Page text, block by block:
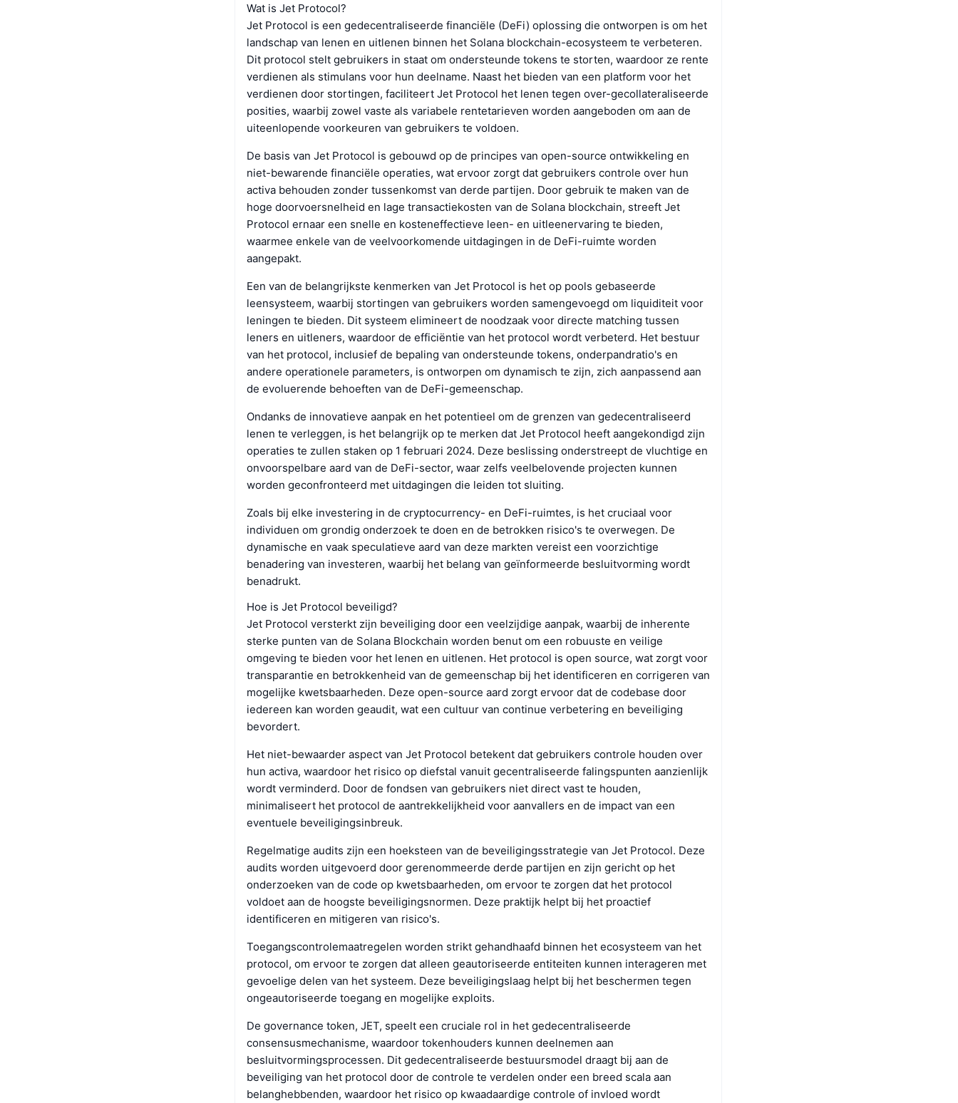
Wat is Jet Protocol?
Jet Protocol is een gedecentraliseerde financiële (DeFi) oplossing die ontworpen is om het
landschap van lenen en uitlenen binnen het Solana blockchain-ecosysteem te verbeteren.
Dit protocol stelt gebruikers in staat om ondersteunde tokens te storten, waardoor ze rente
verdienen als stimulans voor hun deelname. Naast het bieden van een platform voor het
verdienen door stortingen, faciliteert Jet Protocol het lenen tegen over-gecollateraliseerde
posities, waarbij zowel vaste als variabele rentetarieven worden aangeboden om aan de
uiteenlopende voorkeuren van gebruikers te voldoen.
De basis van Jet Protocol is gebouwd op de principes van open-source ontwikkeling en
niet-bewarende financiële operaties, wat ervoor zorgt dat gebruikers controle over hun
activa behouden zonder tussenkomst van derde partijen. Door gebruik te maken van de
hoge doorvoersnelheid en lage transactiekosten van de Solana blockchain, streeft Jet
Protocol ernaar een snelle en kosteneffectieve leen- en uitleenervaring te bieden,
waarmee enkele van de veelvoorkomende uitdagingen in de DeFi-ruimte worden
aangepakt.
Een van de belangrijkste kenmerken van Jet Protocol is het op pools gebaseerde
leensysteem, waarbij stortingen van gebruikers worden samengevoegd om liquiditeit voor
leningen te bieden. Dit systeem elimineert de noodzaak voor directe matching tussen
leners en uitleners, waardoor de efficiëntie van het protocol wordt verbeterd. Het bestuur
van het protocol, inclusief de bepaling van ondersteunde tokens, onderpandratio's en
andere operationele parameters, is ontworpen om dynamisch te zijn, zich aanpassend aan
de evoluerende behoeften van de DeFi-gemeenschap.
Ondanks de innovatieve aanpak en het potentieel om de grenzen van gedecentraliseerd
lenen te verleggen, is het belangrijk op te merken dat Jet Protocol heeft aangekondigd zijn
operaties te zullen staken op 1 februari 2024. Deze beslissing onderstreept de vluchtige en
onvoorspelbare aard van de DeFi-sector, waar zelfs veelbelovende projecten kunnen
worden geconfronteerd met uitdagingen die leiden tot sluiting.
Zoals bij elke investering in de cryptocurrency- en DeFi-ruimtes, is het cruciaal voor
individuen om grondig onderzoek te doen en de betrokken risico's te overwegen. De
dynamische en vaak speculatieve aard van deze markten vereist een voorzichtige
benadering van investeren, waarbij het belang van geïnformeerde besluitvorming wordt
benadrukt.
Hoe is Jet Protocol beveiligd?
Jet Protocol versterkt zijn beveiliging door een veelzijdige aanpak, waarbij de inherente
sterke punten van de Solana Blockchain worden benut om een robuuste en veilige
omgeving te bieden voor het lenen en uitlenen. Het protocol is open source, wat zorgt voor
transparantie en betrokkenheid van de gemeenschap bij het identificeren en corrigeren van
mogelijke kwetsbaarheden. Deze open-source aard zorgt ervoor dat de codebase door
iedereen kan worden geaudit, wat een cultuur van continue verbetering en beveiliging
bevordert.
Het niet-bewaarder aspect van Jet Protocol betekent dat gebruikers controle houden over
hun activa, waardoor het risico op diefstal vanuit gecentraliseerde falingspunten aanzienlijk
wordt verminderd. Door de fondsen van gebruikers niet direct vast te houden,
minimaliseert het protocol de aantrekkelijkheid voor aanvallers en de impact van een
eventuele beveiligingsinbreuk.
Regelmatige audits zijn een hoeksteen van de beveiligingsstrategie van Jet Protocol. Deze
audits worden uitgevoerd door gerenommeerde derde partijen en zijn gericht op het
onderzoeken van de code op kwetsbaarheden, om ervoor te zorgen dat het protocol
voldoet aan de hoogste beveiligingsnormen. Deze praktijk helpt bij het proactief
identificeren en mitigeren van risico's.
Toegangscontrolemaatregelen worden strikt gehandhaafd binnen het ecosysteem van het
protocol, om ervoor te zorgen dat alleen geautoriseerde entiteiten kunnen interageren met
gevoelige delen van het systeem. Deze beveiligingslaag helpt bij het beschermen tegen
ongeautoriseerde toegang en mogelijke exploits.
De governance token, JET, speelt een cruciale rol in het gedecentraliseerde
consensusmechanisme, waardoor tokenhouders kunnen deelnemen aan
besluitvormingsprocessen. Dit gedecentraliseerde bestuursmodel draagt bij aan de
beveiliging van het protocol door de controle te verdelen onder een breed scala aan
belanghebbenden, waardoor het risico op kwaadaardige controle of invloed wordt